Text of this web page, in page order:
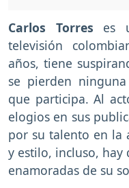
Carlos Torres es
televisión
años, tiene
se pierden
que participa. Al
elogios en sus
por su talento en la
y estilo, incluso, hay
enamoradas de su